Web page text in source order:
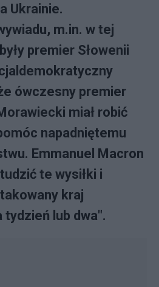
Ukrainie.
m.in. w tej
premier Słowenii
ówczesny premier
miał robić
napadniętemu
Emmanuel Macron
te wysiłki i
kraj
tydzień lub dwa".